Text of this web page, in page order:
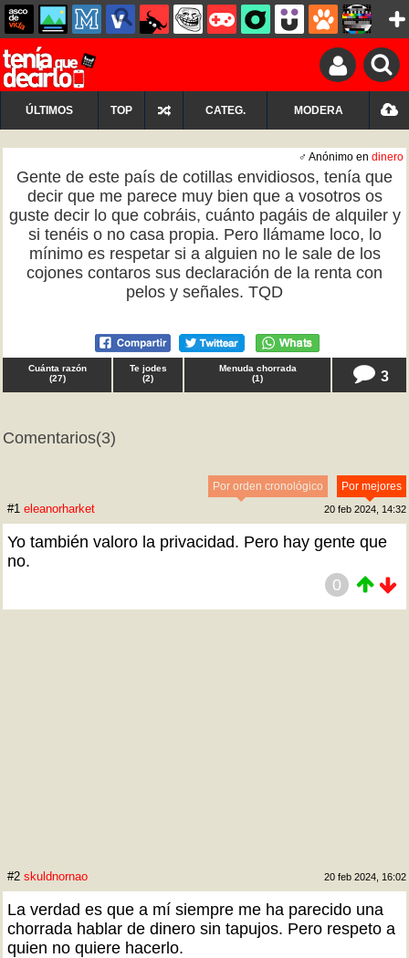
ÚLTIMOS TOP CATEG. MODERA
♂ Anónimo en dinero
Gente de este país de cotillas envidiosos, tenía que
decir que me parece muy bien que a vosotros os
guste decir lo que cobráis, cuánto pagáis de alquiler y
si tenéis o no casa propia. Pero llámame loco, lo
mínimo es respetar si a alguien no le sale de los
cojones contaros sus declaración de la renta con
pelos y señales. TQD
Cuánta razón
(27)
Te jodes
(2)
Menuda chorrada
(1) 3
Comentarios(3)
Por mejores
Por orden cronológico
#1 eleanorharket 20 feb 2024, 14:32
Yo también valoro la privacidad. Pero hay gente que
no.
0
#2 skuldnornao 20 feb 2024, 16:02
La verdad es que a mí siempre me ha parecido una
chorrada hablar de dinero sin tapujos. Pero respeto a
quien no quiere hacerlo.